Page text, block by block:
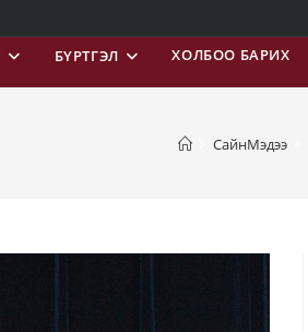
БҮРТГЭЛ ХОЛБОО БАРИХ
СайнМэдээ